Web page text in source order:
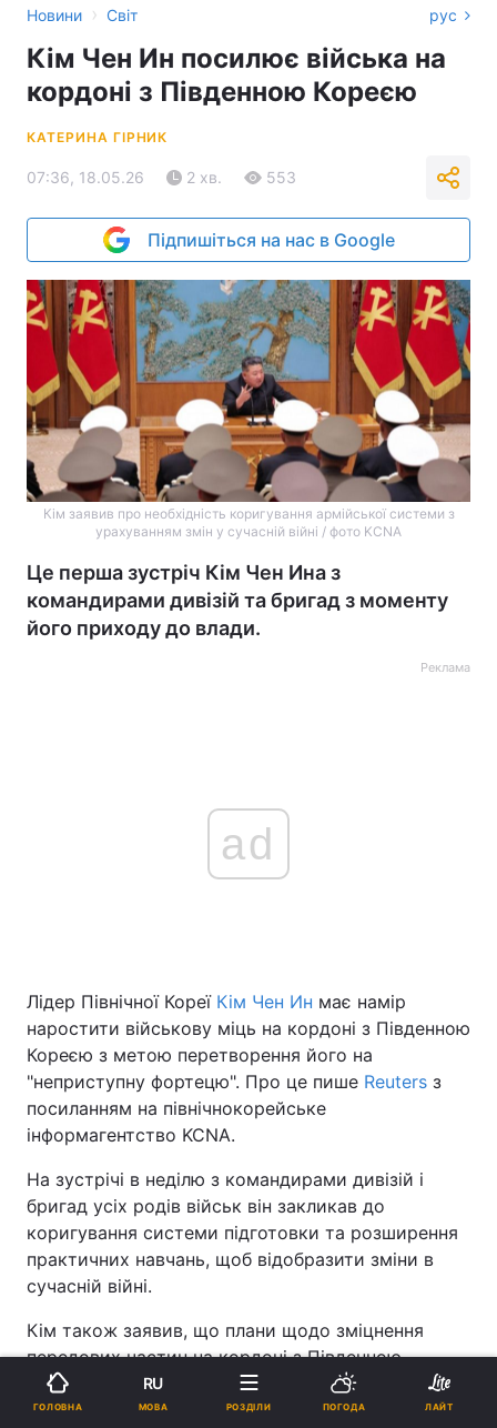
Новини › Світ рус
Кім Чен Ин посилює війська на
кордоні з Південною Кореєю
КАТЕРИНА ГІРНИК
07:36, 18.05.26 2 хв. 553
Підпишіться на нас в Google
Кім заявив про необхідність коригування армійської системи з
урахуванням змін у сучасній війні / фото KCNA
Це перша зустріч Кім Чен Ина з
командирами дивізій та бригад з моменту
його приходу до влади.
Реклама
ad
Лідер Північної Кореї Кім Чен Ин має намір
наростити військову міць на кордоні з Південною
Кореєю з метою перетворення його на
"неприступну фортецю". Про це пише Reuters з
посиланням на північнокорейське
інформагентство KCNA.
На зустрічі в неділю з командирами дивізій і
бригад усіх родів військ він закликав до
коригування системи підготовки та розширення
практичних навчань, щоб відобразити зміни в
сучасній війні.
Кім також заявив, що плани щодо зміцнення
передових частин на кордоні з Південною
Кореєю, а також інших великих військових
частин є ключовими для "більш ретельного
ГОЛОВНА
RU
МОВА РОЗДІЛИ ПОГОДА ЛАЙТ